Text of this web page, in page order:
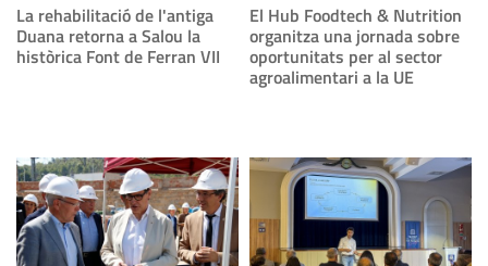
La rehabilitació de l'antiga
Duana retorna a Salou la
històrica Font de Ferran VII
El Hub Foodtech & Nutrition
organitza una jornada sobre
oportunitats per al sector
agroalimentari a la UE